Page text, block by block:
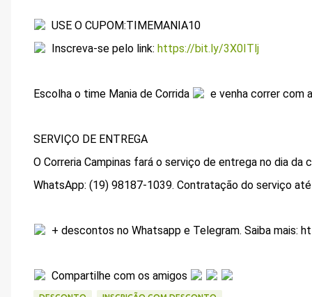
USE O CUPOM:TIMEMANIA10
Inscreva-se pelo link: https://bit.ly/3X0ITlj
Escolha o time Mania de Corrida e venha correr com
SERVIÇO DE ENTREGA
O Correria Campinas fará o serviço de entrega no dia
WhatsApp: (19) 98187-1039. Contratação do serviço
+ descontos no Whatsapp e Telegram. Saiba mais:
Compartilhe com os amigos